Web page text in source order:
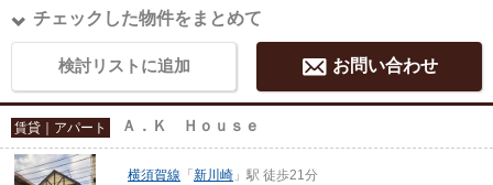
チェックした物件をまとめて
検討リストに追加 お問い合わせ
賃貸｜アパート Ａ．Ｋ Ｈｏｕｓｅ
横須賀線 「 新川崎 」駅 徒歩21分